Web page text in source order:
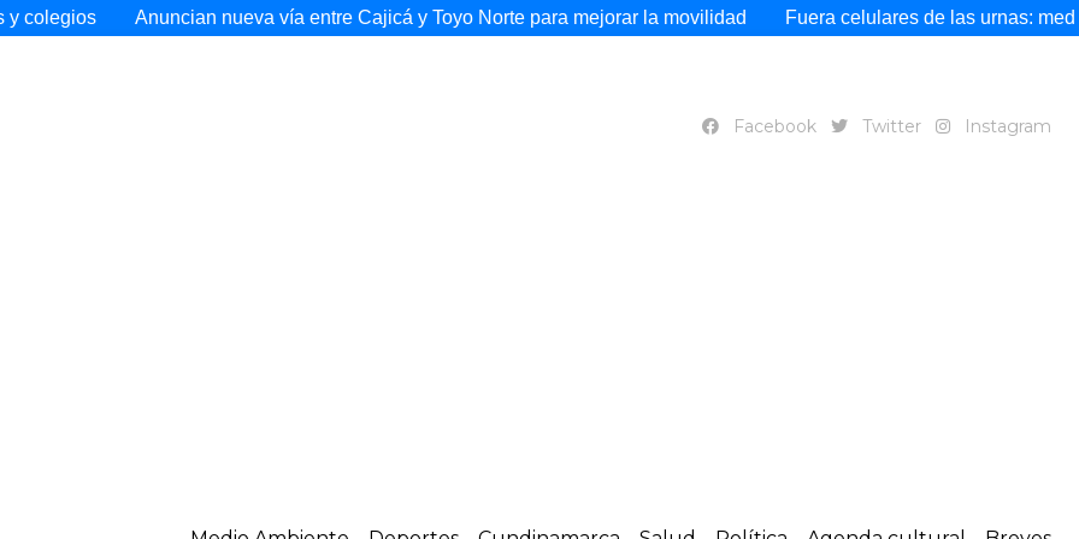
Anuncian nueva vía entre Cajicá y Toyo Norte para mejorar la movilidad Fuera celulares de las urnas: medida busca
Facebook Twitter Instagram